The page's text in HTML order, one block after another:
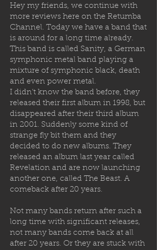
Hey my friends, we continue with
more reviews here on the Retumba
Channel. Today we have a band that
is around for a long time already.
This band is called Sanity, a German
symphonic metal band playing a
mixture of symphonic black, death
and even power metal.
I didn’t know the band before, they
released their first album in 1998, but
disappeared after their third album
in 2001. Suddenly some kind of
strange fly bit them and they
decided to do new albums. They
released an album last year called
Revelation and are now launching
another one, called The Beast. A
comeback after 20 years.
Not many bands return after such a
long time with significant releases,
not many bands come back at all
after 20 years. Or they are stuck with